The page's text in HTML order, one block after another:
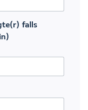
falls